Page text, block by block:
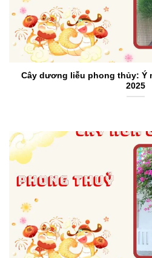
Cây dương liễu phong thủy: Ý
2025